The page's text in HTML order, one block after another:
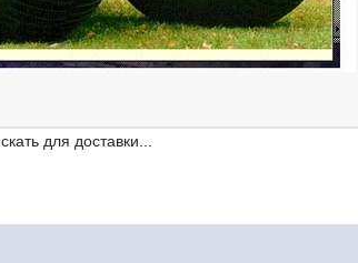
для доставки...